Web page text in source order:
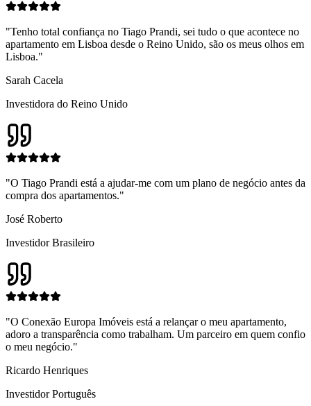
"Tenho total confiança no Tiago Prandi, sei tudo o que acontece no
apartamento em Lisboa desde o Reino Unido, são os meus olhos em
Lisboa."
Sarah Cacela
Investidora do Reino Unido
"O Tiago Prandi está a ajudar-me com um plano de negócio antes da
compra dos apartamentos."
José Roberto
Investidor Brasileiro
"O Conexão Europa Imóveis está a relançar o meu apartamento,
adoro a transparência como trabalham. Um parceiro em quem confio
o meu negócio."
Ricardo Henriques
Investidor Português